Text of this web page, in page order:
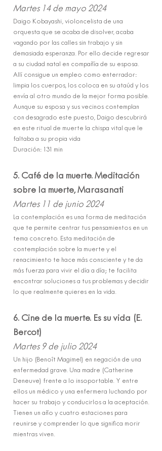
Martes 14 de mayo 2024
Daigo Kobayashi, violoncelista de una
orquesta que se acaba de disolver, acaba
vagando por las calles sin trabajo y sin
demasiada esperanza. Por ello decide regresar
a su ciudad natal en compañía de su esposa.
Allí consigue un empleo como enterrador:
limpia los cuerpos, los coloca en su ataúd y los
envía al otro mundo de la mejor forma posible.
Aunque su esposa y sus vecinos contemplan
con desagrado este puesto, Daigo descubrirá
en este ritual de muerte la chispa vital que le
faltaba a su propia vida
Duración: 131 min
5. Café de la muerte. Meditación
sobre la muerte, Marasanati
Martes 11 de junio 2024
La contemplación es una forma de meditación
que te permite centrar tus pensamientos en un
tema concreto. Esta meditación de
contemplación sobre la muerte y el
renacimiento te hace más consciente y te da
más fuerza para vivir el día a día; te facilita
encontrar soluciones a tus problemas y decidir
lo que realmente quieres en la vida.
6. Cine de la muerte. Es su vida (E.
Bercot)
Martes 9 de julio 2024
Un hijo (Benoît Magimel) en negación de una
enfermedad grave. Una madre (Catherine
Deneuve) frente a lo insoportable. Y entre
ellos un médico y una enfermera luchando por
hacer su trabajo y conducirlos a la aceptación.
Tienen un año y cuatro estaciones para
reunirse y comprender lo que significa morir
mientras viven.